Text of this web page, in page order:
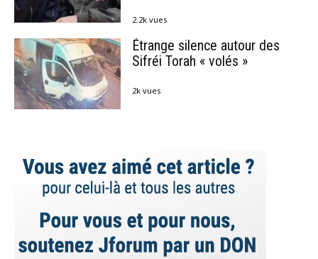
2.2k vues
Étrange silence autour des
Sifréi Torah « volés »
2k vues